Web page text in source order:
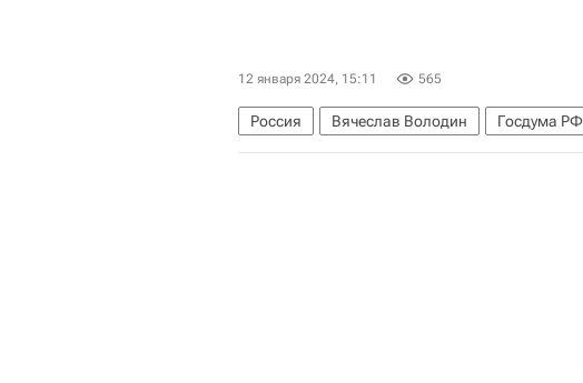
12 января 2024, 15:11 565
Россия Вячеслав Володин Госдума РФ
Аварийные дома
Законодательство